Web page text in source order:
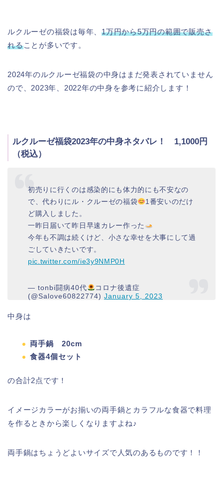
ルクルーゼの福袋は毎年、1万円から5万円の範囲で販売さ
れることが多いです。
2024年のルクルーゼ福袋の中身はまだ発表されていません
ので、2023年、2022年の中身を参考に紹介します！
ルクルーゼ福袋2023年の中身ネタバレ！ 1,1000円
（税込）
初売りに行くのは感染的にも体力的にも不安なの
で、代わりにル・クルーゼの福袋
1番安いのだけ
ど購入しました。
一昨日届いて昨日早速カレー作った
今年も不調は続くけど、小さな幸せを大事にして過
ごしていきたいです。
pic.twitter.com/ie3y9NMP0H
— tonbi闘病40代
コロナ後遺症
(@Salove60822774)January 5, 2023
中身は
両手鍋 20cm
食器4個セット
の合計2点です！
イメージカラーがお揃いの両手鍋とカラフルな食器で料理
を作るときから楽しくなりますよね♪
両手鍋はちょうどよいサイズで人気のあるものです！！